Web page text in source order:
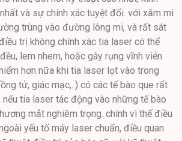
và sự chính xác tuyệt đối. với xăm mi
trùng vào đường lông mi, và rất sát
trị không chính xác tia laser có thể
lem nhem, hoặc gây rụng vĩnh viễn
hơn nữa khi tia laser lọt vào trong
tử, giác mạc,..) có các tế bào que rất
nếu tia laser tác động vào những tế bào
mắt nghiêm trọng. chính vì thế điều
yếu tố máy laser chuẩn, điều quan